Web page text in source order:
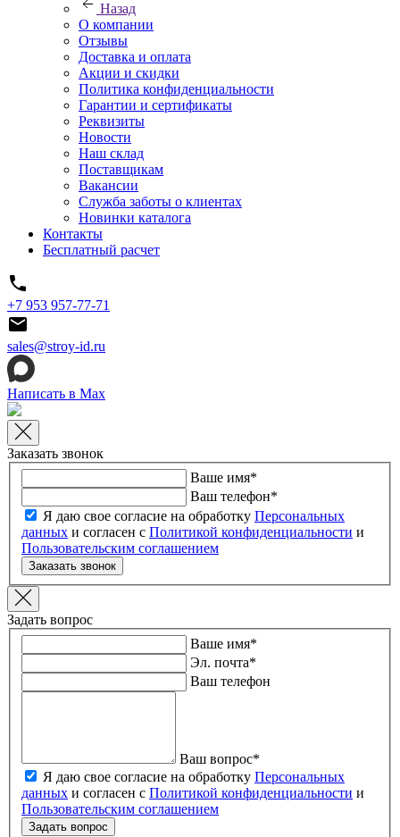
Назад
О компании
Отзывы
Доставка и оплата
Акции и скидки
Политика конфиденциальности
Гарантии и сертификаты
Реквизиты
Новости
Наш склад
Поставщикам
Вакансии
Служба заботы о клиентах
Новинки каталога
Контакты
Бесплатный расчет
+7 953 957-77-71
sales@stroy-id.ru
Написать в Max
Заказать звонок
Ваше имя*
Ваш телефон*
Я даю свое согласие на обработку Персональных
данных и согласен с Политикой конфиденциальности и
Пользовательским соглашением
Заказать звонок
Задать вопрос
Ваше имя*
Эл. почта*
Ваш телефон
Ваш вопрос*
Я даю свое согласие на обработку Персональных
данных и согласен с Политикой конфиденциальности и
Пользовательским соглашением
Задать вопрос